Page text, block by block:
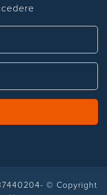
© Copyright